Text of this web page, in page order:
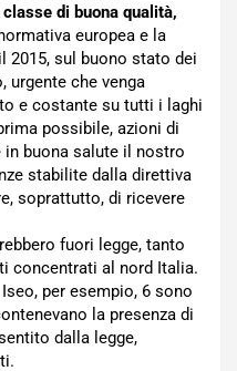
classe di buona qualità,
europea e la
2015, sul buono stato dei
urgente che venga
e costante su tutti i laghi
possibile, azioni di
buona salute il nostro
stabilite dalla direttiva
soprattutto, di ricevere
fuori legge, tanto
concentrati al nord Italia.
per esempio, 6 sono
la presenza di
dalla legge,